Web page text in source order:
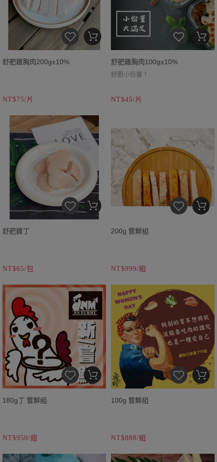
舒肥雞胸肉200g±10%
口味較多可以做選擇
原汁原味：依自己喜好添加醬汁，
讓雞肉不單調，做一個屬於自己的雞
點選每個口味，都有營養標示可以參
考哦~
NT$75/片
舒肥雞胸肉100g±10%
舒肥小份量！
➤ 原汁原味：依自己喜好添加醬汁，
胸肉
點選每個口味，都有營養標示可以參
考哦~
NT$45/片
舒肥雞丁
臘橄欖油，可感受到肉的味道
點選每個口味，都有營養標示可以參
考哦~
NT$65/包
200g 嘗鮮組
NT$999/組
180g丁 嘗鮮組
NT$950/組
100g 嘗鮮組
NT$888/組